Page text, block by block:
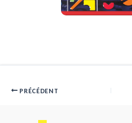
PRÉCÉDENT